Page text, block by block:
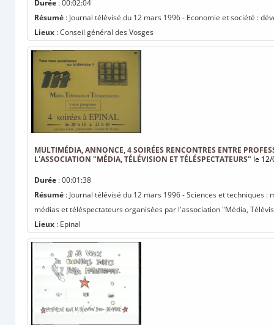
Durée : 00:02:04
Résumé : Journal télévisé du 12 mars 1996 - Economie et société :
Lieux : Conseil général des Vosges
MULTIMÉDIA, ANNONCE, 4 SOIRÉES RENCONTRES ENTRE
L'ASSOCIATION "MÉDIA, TÉLÉVISION ET TÉLÉSPECTATEURS" le
Durée : 00:01:38
Résumé : Journal télévisé du 12 mars 1996 - Sciences et techniques
médias et téléspectateurs organisées par l'association "Média,
Lieux : Epinal